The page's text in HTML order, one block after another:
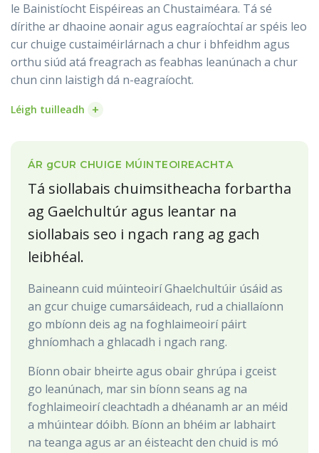
le Bainistíocht Eispéireas an Chustaiméara. Tá sé
dírithe ar dhaoine aonair agus eagraíochtaí ar spéis leo
cur chuige custaiméirlárnach a chur i bhfeidhm agus
orthu siúd atá freagrach as feabhas leanúnach a chur
chun cinn laistigh dá n-eagraíocht.
Léigh tuilleadh +
ÁR gCUR CHUIGE MÚINTEOIREACHTA
Tá siollabais chuimsitheacha forbartha
ag Gaelchultúr agus leantar na
siollabais seo i ngach rang ag gach
leibhéal.
Baineann cuid múinteoirí Ghaelchultúir úsáid as
an gcur chuige cumarsáideach, rud a chiallaíonn
go mbíonn deis ag na foghlaimeoirí páirt
ghníomhach a ghlacadh i ngach rang.
Bíonn obair bheirte agus obair ghrúpa i gceist
go leanúnach, mar sin bíonn seans ag na
foghlaimeoirí cleachtadh a dhéanamh ar an méid
a mhúintear dóibh. Bíonn an bhéim ar labhairt
na teanga agus ar an éisteacht den chuid is mó